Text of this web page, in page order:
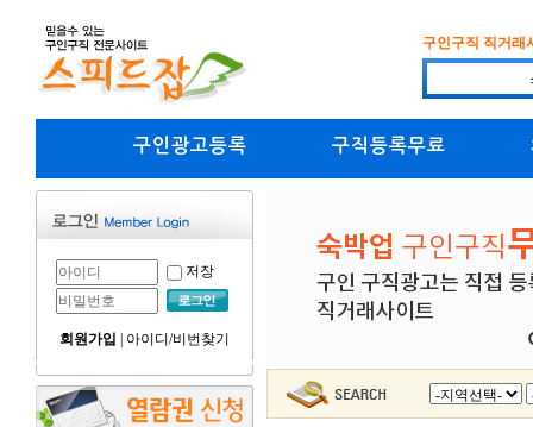
구인구직 직거래
구인광고등록 구직등록무료
저장
회원가입 아이디/비번찾기